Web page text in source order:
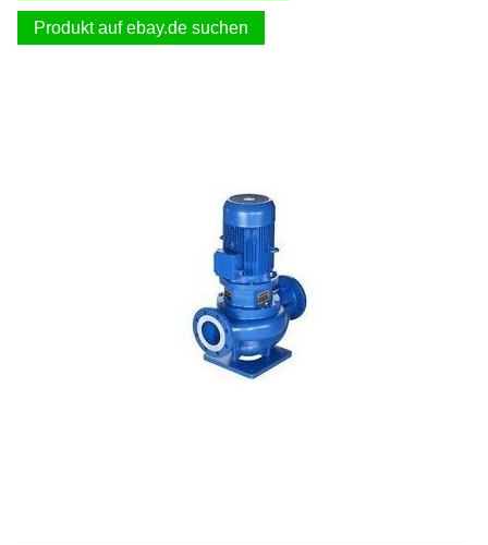
Impressum
Produkt auf ebay.de suchen